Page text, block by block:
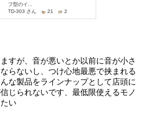
すが、音が悪いとか以前に音が小さ
らないし、つけ心地最悪で挟まれる
な製品をラインナップとして店頭に
じられないです、最低限使えるモノ
い